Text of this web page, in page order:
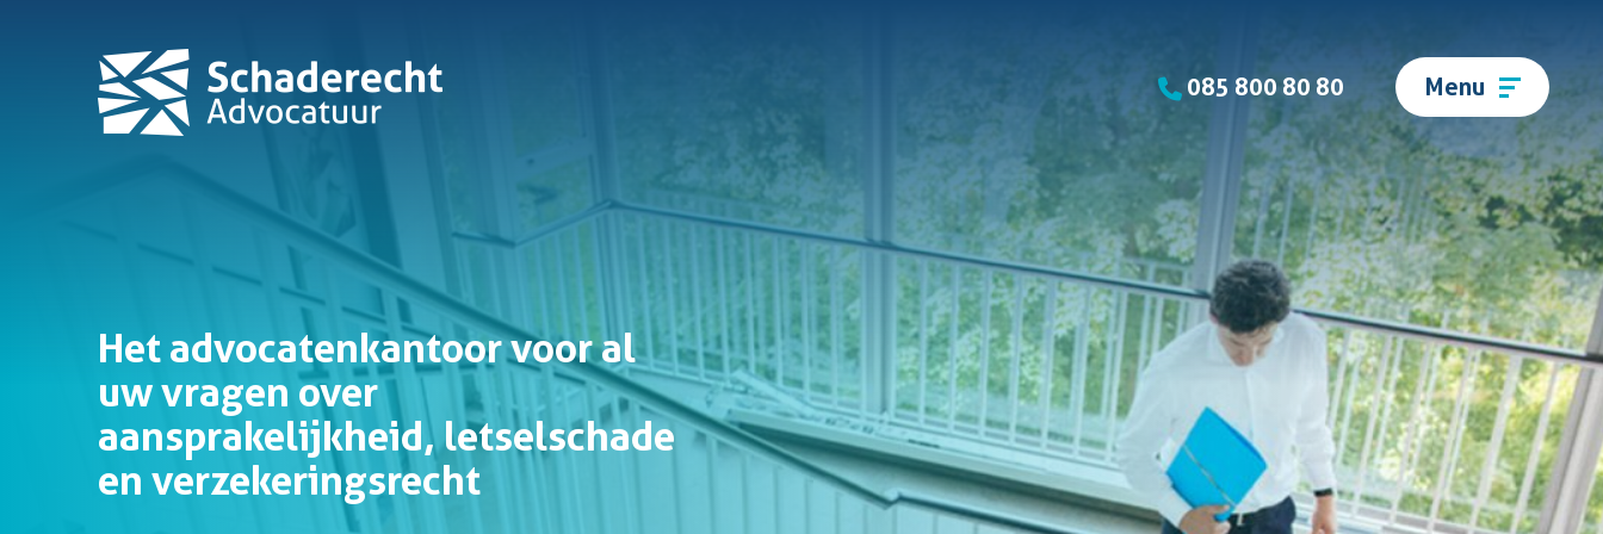
085 800 80 80 Menu
Het advocatenkantoor voor al
uw vragen over
aansprakelijkheid, letselschade
en verzekeringsrecht